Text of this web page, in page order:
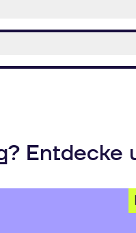
Entdecke